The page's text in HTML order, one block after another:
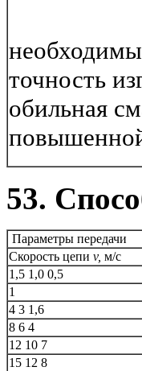
точность
обильная
53.
Параметры передачи
Скорость цепи v, м/с
1,5 1,0 0,5
1
4 3 1,6
8 6 4
12 10 7
15 12 8